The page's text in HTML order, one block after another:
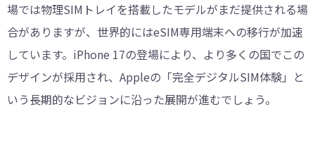
場では物理SIMトレイを搭載したモデルがまだ提供される場
合がありますが、世界的にはeSIM専用端末への移行が加速
しています。iPhone 17の登場により、より多くの国でこの
デザインが採用され、Appleの「完全デジタルSIM体験」と
いう長期的なビジョンに沿った展開が進むでしょう。